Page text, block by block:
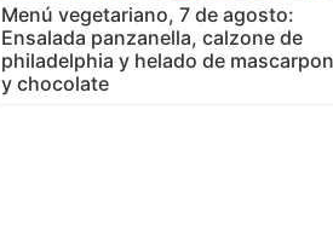
Menú vegetariano, 7 de agosto:
Ensalada panzanella, calzone de
philadelphia y helado de
y chocolate